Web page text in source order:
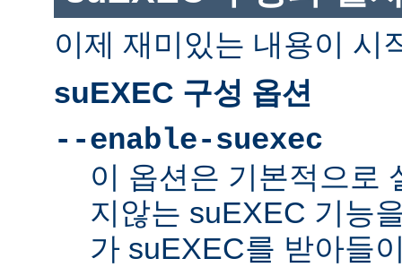
이제 재미있는 내용이 시
suEXEC 구성 옵션
--enable-suexec
이 옵션은 기본적으로
지않는 suEXEC 기능
가 suEXEC를 받아들